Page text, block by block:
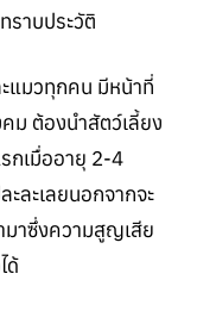
ราบประวัติ
แมวทุกคน มีหน้าที่
ม ต้องนำสัตว์เลี้ยง
กเมื่ออายุ 2-4
ละเลยนอกจากจะ
มาซึ่งความสูญเสีย
ด้